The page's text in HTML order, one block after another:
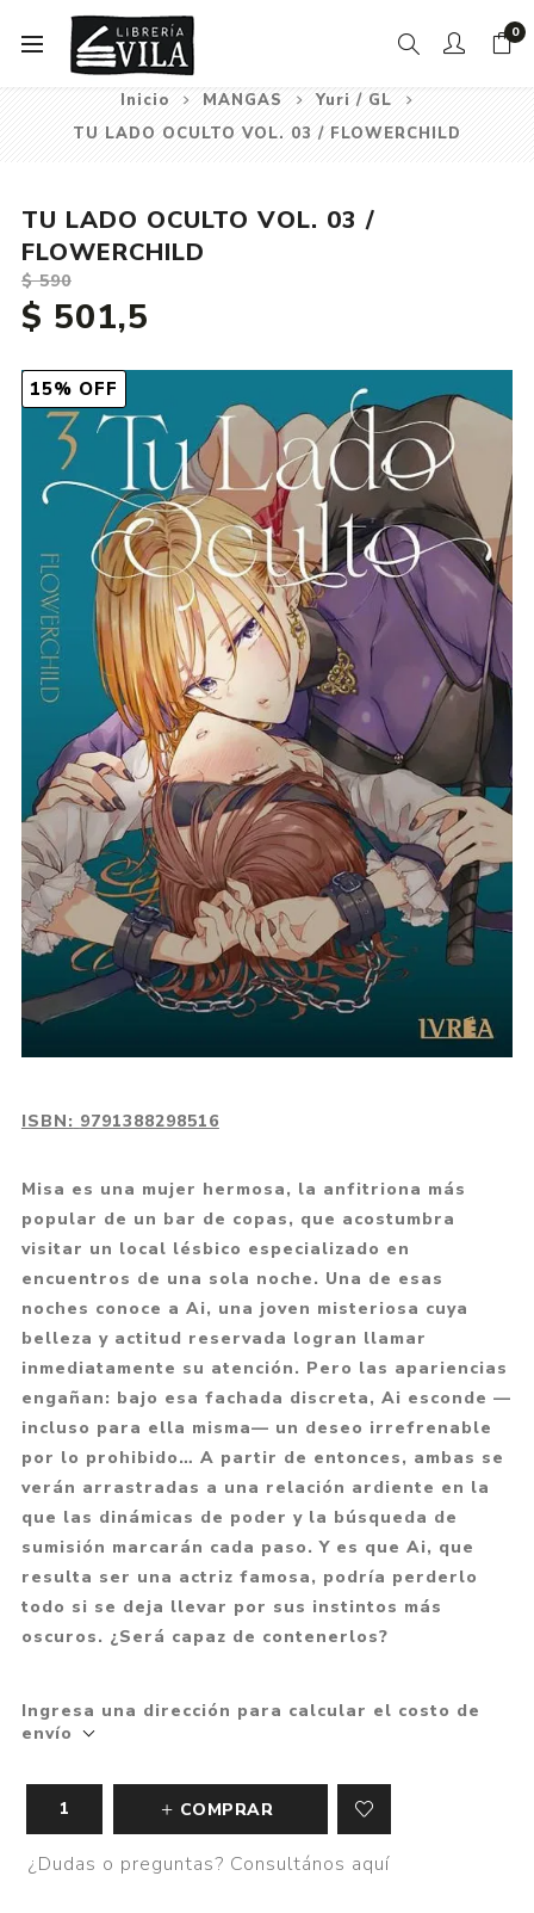
0
Inicio MANGAS
Yuri / GL
TU LADO OCULTO VOL. 03 / FLOWERCHILD
15% OFF
TU LADO OCULTO VOL. 03 /
FLOWERCHILD
$ 590
$ 501,5
ISBN: 9791388298516
Misa es una mujer hermosa, la anfitriona más
popular de un bar de copas, que acostumbra
visitar un local lésbico especializado en
encuentros de una sola noche. Una de esas
noches conoce a Ai, una joven misteriosa cuya
belleza y actitud reservada logran llamar
inmediatamente su atención. Pero las apariencias
engañan: bajo esa fachada discreta, Ai esconde —
incluso para ella misma— un deseo irrefrenable
por lo prohibido… A partir de entonces, ambas se
verán arrastradas a una relación ardiente en la
que las dinámicas de poder y la búsqueda de
sumisión marcarán cada paso. Y es que Ai, que
resulta ser una actriz famosa, podría perderlo
todo si se deja llevar por sus instintos más
oscuros. ¿Será capaz de contenerlos?
Ingresa una dirección para calcular el costo de
envío
COMPRAR
¿Dudas o preguntas? Consultános aquí